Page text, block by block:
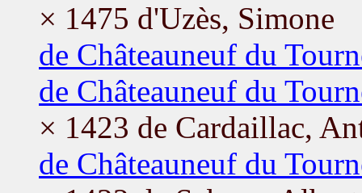
× 1475 d'Uzès, Simone
de Châteauneuf du
de Châteauneuf du
× 1423 de Cardaillac,
de Châteauneuf du